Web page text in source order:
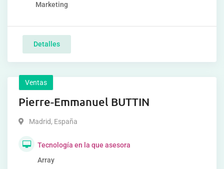
Marketing
Detalles
Ventas
Pierre-Emmanuel BUTTIN
Madrid, España
Tecnología en la que asesora
Array